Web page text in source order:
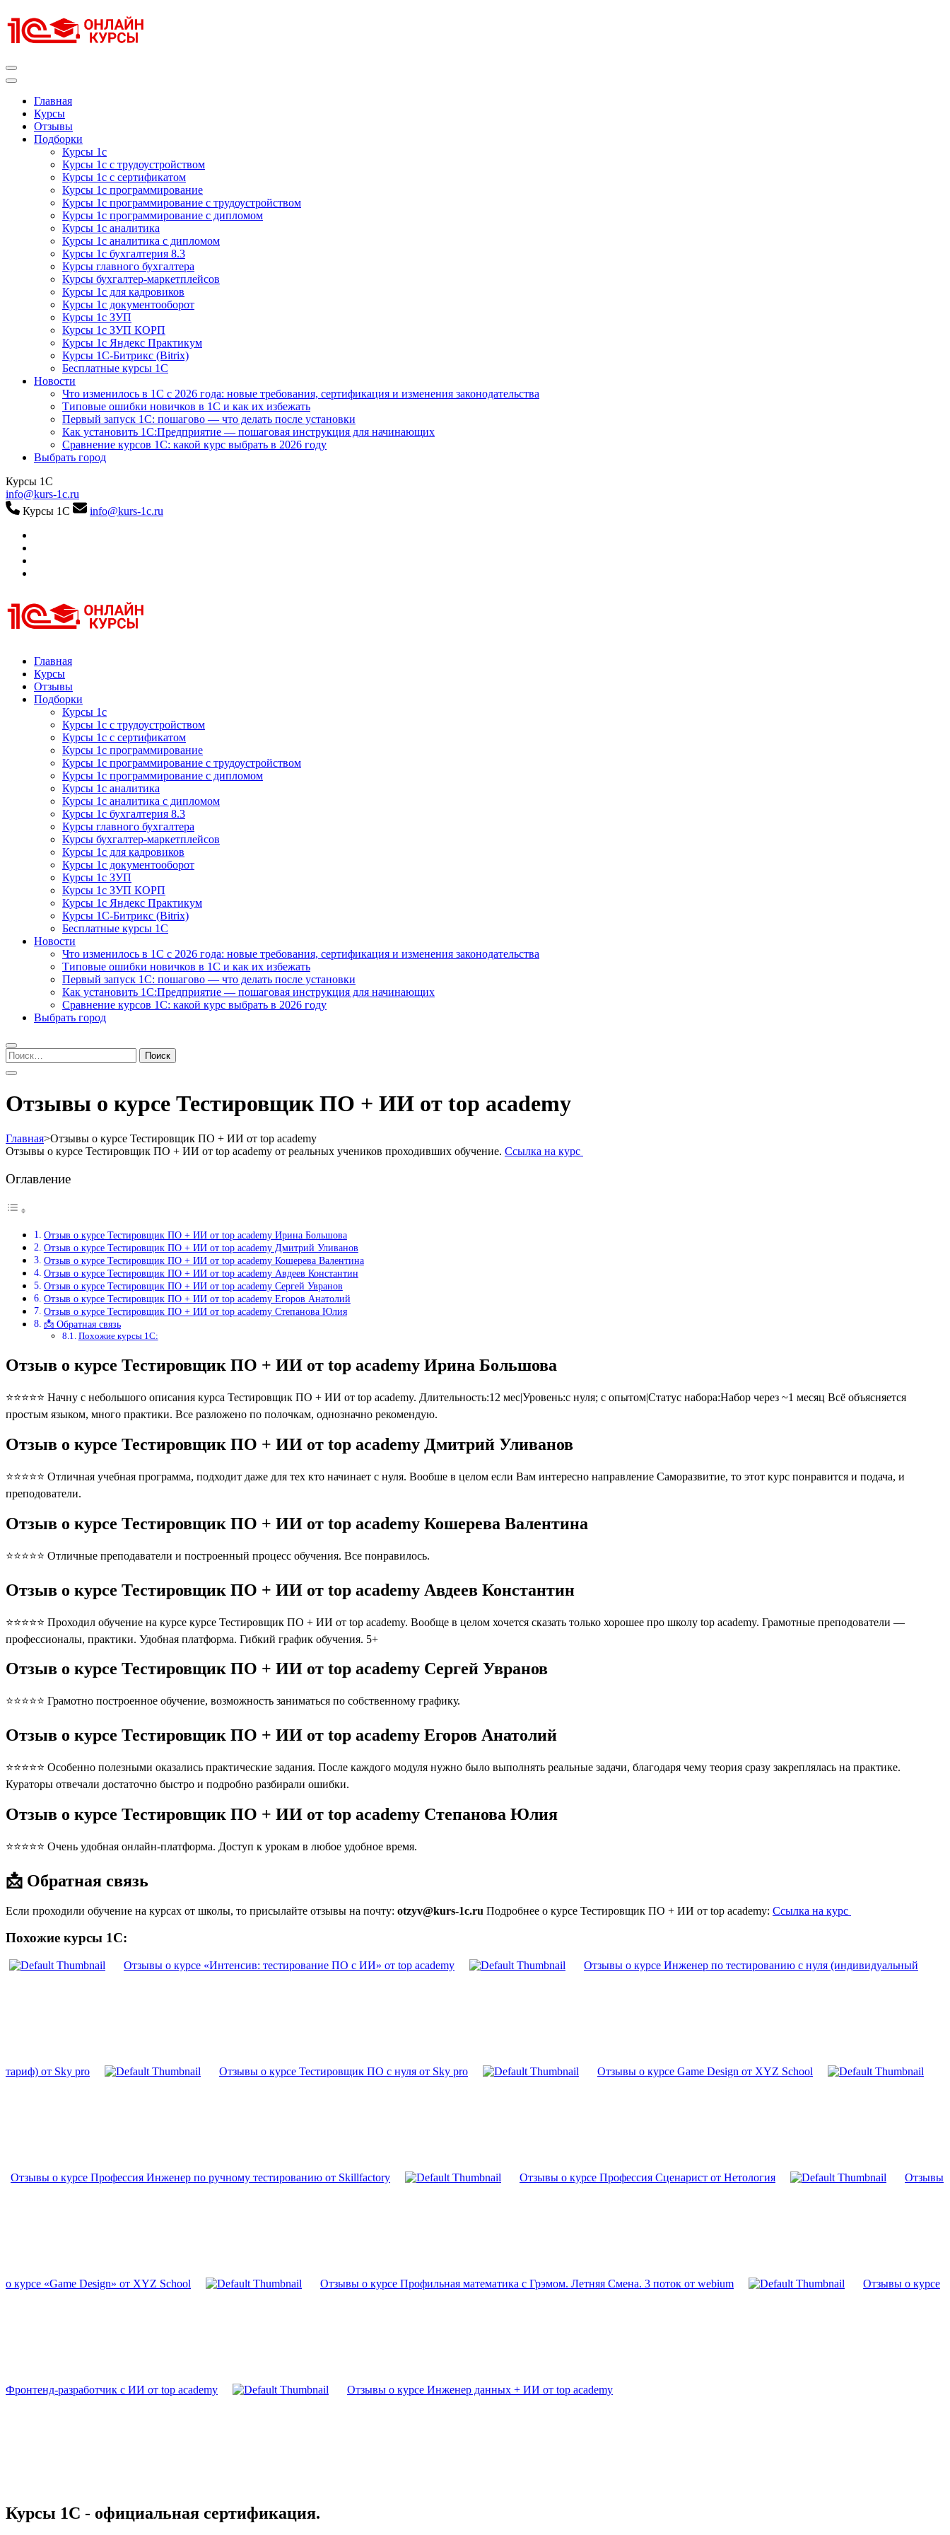
к
содержимому
Главная
Курсы
Отзывы
Подборки
Курсы 1с
Курсы 1с с трудоустройством
Курсы 1с с сертификатом
Курсы 1с программирование
Курсы 1с программирование с трудоустройством
Курсы 1с программирование с дипломом
Курсы 1с аналитика
Курсы 1с аналитика с дипломом
Курсы 1с бухгалтерия 8.3
Курсы главного бухгалтера
Курсы бухгалтер-маркетплейсов
Курсы 1с для кадровиков
Курсы 1с документооборот
Курсы 1с ЗУП
Курсы 1с ЗУП КОРП
Курсы 1с Яндекс Практикум
Курсы 1С-Битрикс (Bitrix)
Бесплатные курсы 1С
Новости
Что изменилось в 1С с 2026 года: новые требования, сертификация и изменения законодательства
Типовые ошибки новичков в 1С и как их избежать
Первый запуск 1С: пошагово — что делать после установки
Как установить 1С:Предприятие — пошаговая инструкция для начинающих
Сравнение курсов 1С: какой курс выбрать в 2026 году
Выбрать город
Курсы 1С
info@kurs-1c.ru
Курсы 1С
info@kurs-1c.ru
Курсы 1С
Курсы 1С официальная сертификация
Главная
Курсы
Отзывы
Подборки
Курсы 1с
Курсы 1с с трудоустройством
Курсы 1с с сертификатом
Курсы 1с программирование
Курсы 1с программирование с трудоустройством
Курсы 1с программирование с дипломом
Курсы 1с аналитика
Курсы 1с аналитика с дипломом
Курсы 1с бухгалтерия 8.3
Курсы главного бухгалтера
Курсы бухгалтер-маркетплейсов
Курсы 1с для кадровиков
Курсы 1с документооборот
Курсы 1с ЗУП
Курсы 1с ЗУП КОРП
Курсы 1с Яндекс Практикум
Курсы 1С-Битрикс (Bitrix)
Бесплатные курсы 1С
Новости
Что изменилось в 1С с 2026 года: новые требования, сертификация и изменения законодательства
Типовые ошибки новичков в 1С и как их избежать
Первый запуск 1С: пошагово — что делать после установки
Как установить 1С:Предприятие — пошаговая инструкция для начинающих
Сравнение курсов 1С: какой курс выбрать в 2026 году
Выбрать город
Найти:
Отзывы о курсе Тестировщик ПО + ИИ от top academy
Главная>Отзывы о курсе Тестировщик ПО + ИИ от top academy
Отзывы о курсе Тестировщик ПО + ИИ от top academy от реальных учеников проходивших обучение. Ссылка на курс
Оглавление
Отзыв о курсе Тестировщик ПО + ИИ от top academy Ирина Большова
Отзыв о курсе Тестировщик ПО + ИИ от top academy Дмитрий Уливанов
Отзыв о курсе Тестировщик ПО + ИИ от top academy Кошерева Валентина
Отзыв о курсе Тестировщик ПО + ИИ от top academy Авдеев Константин
Отзыв о курсе Тестировщик ПО + ИИ от top academy Сергей Увранов
Отзыв о курсе Тестировщик ПО + ИИ от top academy Егоров Анатолий
Отзыв о курсе Тестировщик ПО + ИИ от top academy Степанова Юлия
📩 Обратная связь
Похожие курсы 1С:
Отзыв о курсе Тестировщик ПО + ИИ от top academy Ирина Большова
⭐⭐⭐⭐⭐ Начну с небольшого описания курса Тестировщик ПО + ИИ от top academy. Длительность:12 мес|Уровень:с нуля; с опытом|Статус набора:Набор через ~1 месяц Всё объясняется
простым языком, много практики. Все разложено по полочкам, однозначно рекомендую.
Отзыв о курсе Тестировщик ПО + ИИ от top academy Дмитрий Уливанов
⭐⭐⭐⭐⭐ Отличная учебная программа, подходит даже для тех кто начинает с нуля. Вообше в целом если Вам интересно направление Саморазвитие, то этот курс понравится и подача, и
преподователи.
Отзыв о курсе Тестировщик ПО + ИИ от top academy Кошерева Валентина
⭐⭐⭐⭐⭐ Отличные преподаватели и построенный процесс обучения. Все понравилось.
Отзыв о курсе Тестировщик ПО + ИИ от top academy Авдеев Константин
⭐⭐⭐⭐⭐ Проходил обучение на курсе курсе Тестировщик ПО + ИИ от top academy. Вообще в целом хочется сказать только хорошее про школу top academy. Грамотные преподователи —
профессионалы, практики. Удобная платформа. Гибкий график обучения. 5+
Отзыв о курсе Тестировщик ПО + ИИ от top academy Сергей Увранов
⭐⭐⭐⭐⭐ Грамотно построенное обучение, возможность заниматься по собственному графику.
Отзыв о курсе Тестировщик ПО + ИИ от top academy Егоров Анатолий
⭐⭐⭐⭐⭐ Особенно полезными оказались практические задания. После каждого модуля нужно было выполнять реальные задачи, благодаря чему теория сразу закреплялась на практике.
Кураторы отвечали достаточно быстро и подробно разбирали ошибки.
Отзыв о курсе Тестировщик ПО + ИИ от top academy Степанова Юлия
⭐⭐⭐⭐⭐ Очень удобная онлайн-платформа. Доступ к урокам в любое удобное время.
📩 Обратная связь
Если проходили обучение на курсах от школы, то присылайте отзывы на почту: otzyv@kurs-1c.ru Подробнее о курсе Тестировщик ПО + ИИ от top academy: Ссылка на курс
Похожие курсы 1С:
Отзывы о курсе «Интенсив: тестирование ПО с ИИ» от top academy Отзывы о курсе Инженер по тестированию с нуля (индивидуальный
тариф) от Sky pro Отзывы о курсе Тестировщик ПО с нуля от Sky pro Отзывы о курсе Game Design от XYZ School
Отзывы о курсе Профессия Инженер по ручному тестированию от Skillfactory Отзывы о курсе Профессия Сценарист от Нетология Отзывы
о курсе «Game Design» от XYZ School Отзывы о курсе Профильная математика с Грэмом. Летняя Смена. 3 поток от webium Отзывы о курсе
Фронтенд-разработчик с ИИ от top academy Отзывы о курсе Инженер данных + ИИ от top academy
Курсы 1С - официальная сертификация.